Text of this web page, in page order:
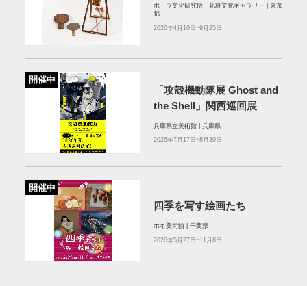
ポーラ文化研究所 化粧文化ギャラリー | 東京
都
2026年4月10日~9月25日
開催中
「攻殻機動隊展 Ghost and
the Shell」関西巡回展
兵庫県立美術館 | 兵庫県
2026年7月17日~8月30日
開催中
四季を写す絵画たち
ホキ美術館 | 千葉県
2026年5月27日~11月8日